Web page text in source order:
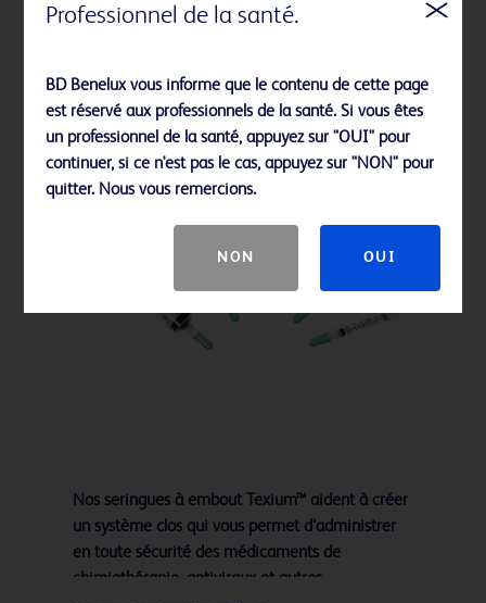
SmartSite™
Nos seringues à embout Texium™ aident à créer
un système clos qui vous permet d’administrer
en toute sécurité des médicaments de
chimiothérapie, antiviraux et autres.
Professionnel de la santé.
BD Benelux vous informe que le contenu de cette page
est réservé aux professionnels de la santé. Si vous êtes
un professionnel de la santé, appuyez sur "OUI" pour
continuer, si ce n'est pas le cas, appuyez sur "NON" pour
quitter. Nous vous remercions.
NON OUI